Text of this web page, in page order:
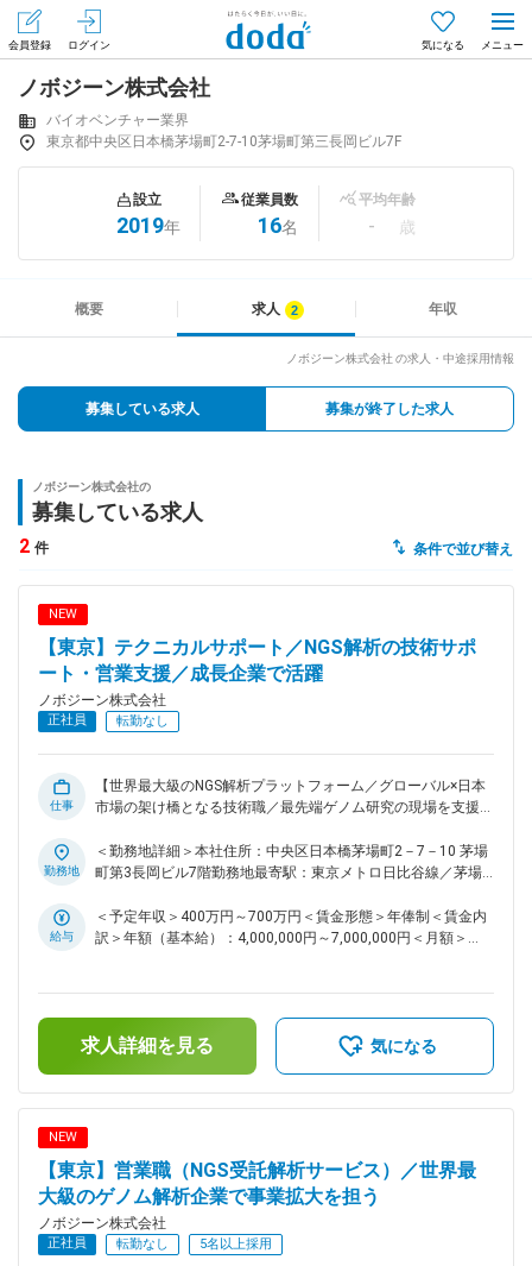
会員登録 ログイン 気になる
会員登録（無料）
はじめてdodaをご利用される方へ
求人を紹介してもらう
知りたい・聞きたい
専門サイト
自動案内は24時間365日対応
転職の「モヤモヤ」、一人で悩まず
気軽に相談してみませんか？
dodaの使い方は？
今の仕事を続けるべき？
ヘルプ サイトマップ
ノボジーン株式会社
バイオベンチャー業界
東京都中央区日本橋茅場町2-7-10茅場町第三長岡ビル7F
設立
2019年
従業員数
16名
平均年齢
- 歳
概要 求人 年収
ノボジーン株式会社 の求人・中途採用情報
募集している求人 募集が終了した求人
ノボジーン株式会社の
募集している求人
2 件 条件で並び替え
NEW
【東京】テクニカルサポート／NGS解析の技術サポ
ート・営業支援／成長企業で活躍
ノボジーン株式会社
正社員 転勤なし
仕事
【世界最大級のNGS解析プラットフォーム／グローバル×日本
市場の架け橋となる技術職／最先端ゲノム研究の現場を支援】
解析サービスのテクニカルサポートとして、営業チームや顧客
に対し高品質な技術サポートや提案活動を行い、国内外の研究
バイオベンチャー等への製品デモや技術説明、問い合わせ対
応、ソリューション提案などを通じて営業活動と研究現場の橋
グローバル製品チームと連携し、顧客ニーズに基づいた最適な
解析ソリューションの提案 ・学会・展示会での技術交流 ※営
業プロセスの技術的な司令塔として活躍。理系的専門性とビジ
ム・エクソーム・トランスクリプトーム・エピゲノム・メタゲ
全体16名の少数精鋭チーム。海外約2,300名のグローバル組織
と連携しながら業務を推進。 ■業務の魅力 世界最大級の解析
基盤を活用し、国内外の最先端研究に直接貢献。語学力を活か
しグローバルな視点での活躍も可能です。 ■教育体制 入社後
は製品や技術の研修を充実させ、OJTやグローバルチームと
勤務地
＜勤務地詳細＞本社住所：中央区日本橋茅場町2－7－10 茅場
町第3長岡ビル7階勤務地最寄駅：東京メトロ日比谷線／茅場
事業所（リモートワーク含む）
給与
＜予定年収＞400万円～700万円＜賃金形態＞年俸制＜賃金内
訳＞年額（基本給）：4,000,000円～7,000,000円＜月額＞
績や個人の成長率に連動）賃金はあくまでも目安の金額であ
り、選考を通じて上下する可能性があります。月給(月額)は固
定手当を含めた表記です。
求人詳細を見る 気になる
NEW
【東京】営業職（NGS受託解析サービス）／世界最
大級のゲノム解析企業で事業拡大を担う
ノボジーン株式会社
正社員 転勤なし 5名以上採用